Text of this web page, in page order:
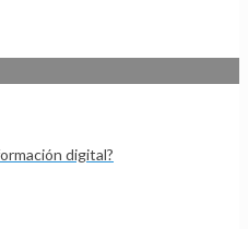
digital?